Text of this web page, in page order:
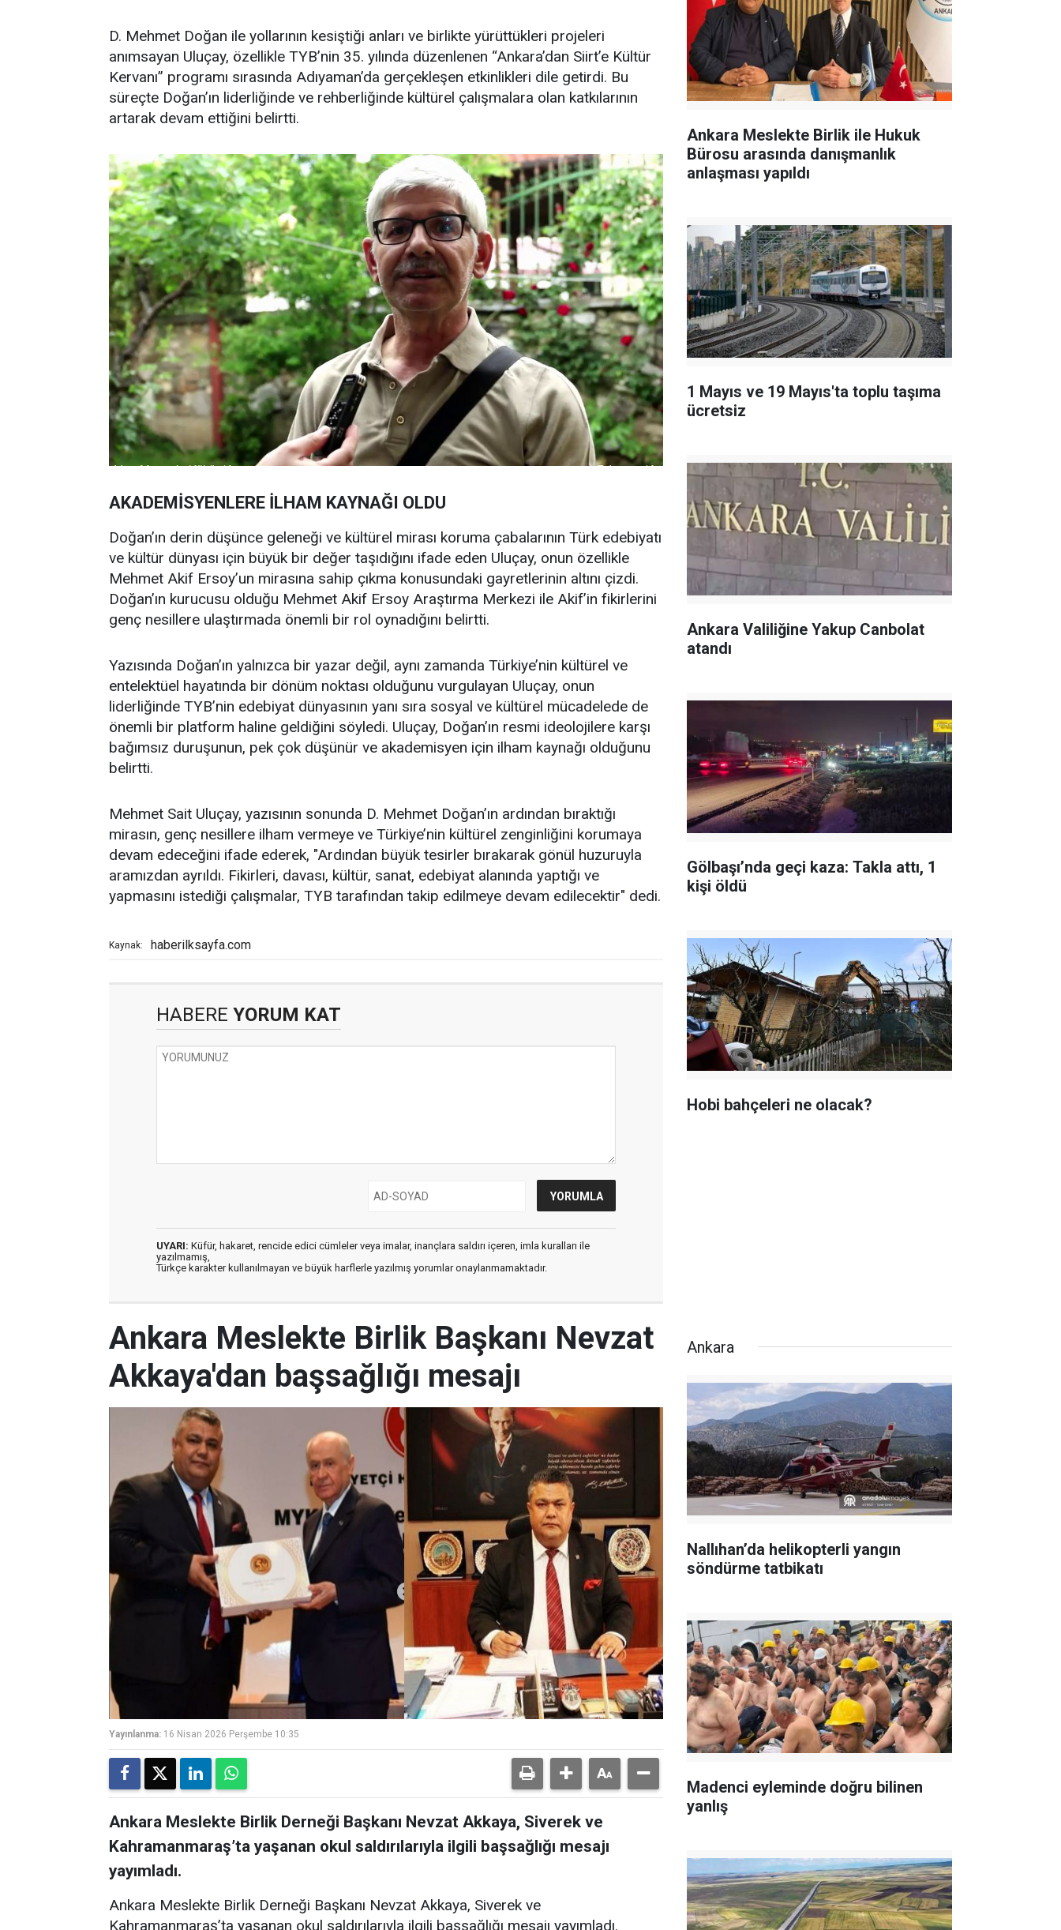
D. Mehmet Doğan ile yollarının kesiştiği anları ve birlikte yürüttükleri projeleri
anımsayan Uluçay, özellikle TYB’nin 35. yılında düzenlenen “Ankara’dan Siirt’e Kültür
Kervanı” programı sırasında Adıyaman’da gerçekleşen etkinlikleri dile getirdi. Bu
süreçte Doğan’ın liderliğinde ve rehberliğinde kültürel çalışmalara olan katkılarının
artarak devam ettiğini belirtti.
AKADEMİSYENLERE İLHAM KAYNAĞI OLDU
Doğan’ın derin düşünce geleneği ve kültürel mirası koruma çabalarının Türk edebiyatı
ve kültür dünyası için büyük bir değer taşıdığını ifade eden Uluçay, onun özellikle
Mehmet Akif Ersoy’un mirasına sahip çıkma konusundaki gayretlerinin altını çizdi.
Doğan’ın kurucusu olduğu Mehmet Akif Ersoy Araştırma Merkezi ile Akif’in fikirlerini
genç nesillere ulaştırmada önemli bir rol oynadığını belirtti.
Yazısında Doğan’ın yalnızca bir yazar değil, aynı zamanda Türkiye’nin kültürel ve
entelektüel hayatında bir dönüm noktası olduğunu vurgulayan Uluçay, onun
liderliğinde TYB’nin edebiyat dünyasının yanı sıra sosyal ve kültürel mücadelede de
önemli bir platform haline geldiğini söyledi. Uluçay, Doğan’ın resmi ideolojilere karşı
bağımsız duruşunun, pek çok düşünür ve akademisyen için ilham kaynağı olduğunu
belirtti.
Mehmet Sait Uluçay, yazısının sonunda D. Mehmet Doğan’ın ardından bıraktığı
mirasın, genç nesillere ilham vermeye ve Türkiye’nin kültürel zenginliğini korumaya
devam edeceğini ifade ederek, "Ardından büyük tesirler bırakarak gönül huzuruyla
aramızdan ayrıldı. Fikirleri, davası, kültür, sanat, edebiyat alanında yaptığı ve
yapmasını istediği çalışmalar, TYB tarafından takip edilmeye devam edilecektir" dedi.
Kaynak: haberilksayfa.com
HABERE YORUM KAT
UYARI: Küfür, hakaret, rencide edici cümleler veya imalar, inançlara saldırı içeren, imla kuralları ile
yazılmamış,
Türkçe karakter kullanılmayan ve büyük harflerle yazılmış yorumlar onaylanmamaktadır.
Ankara Meslekte Birlik ile Hukuk
Bürosu arasında danışmanlık
anlaşması yapıldı
1 Mayıs ve 19 Mayıs'ta toplu taşıma
ücretsiz
Ankara Valiliğine Yakup Canbolat
atandı
Gölbaşı’nda geçi kaza: Takla attı, 1
kişi öldü
Hobi bahçeleri ne olacak?
Ankara Meslekte Birlik Başkanı Nevzat
Akkaya'dan başsağlığı mesajı
Yayınlanma: 16 Nisan 2026 Perşembe 10:35
Ankara Meslekte Birlik Derneği Başkanı Nevzat Akkaya, Siverek ve
Kahramanmaraş’ta yaşanan okul saldırılarıyla ilgili başsağlığı mesajı
yayımladı.
Ankara Meslekte Birlik Derneği Başkanı Nevzat Akkaya, Siverek ve
Kahramanmaraş’ta yaşanan okul saldırılarıyla ilgili başsağlığı mesajı yayımladı.
Ankara
Nallıhan’da helikopterli yangın
söndürme tatbikatı
Madenci eyleminde doğru bilinen
yanlış